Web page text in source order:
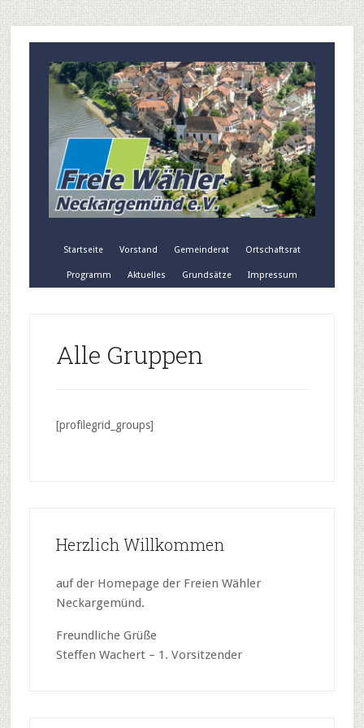
Startseite Vorstand Gemeinderat Ortschaftsrat
Programm Aktuelles Grundsätze Impressum
Alle Gruppen
[profilegrid_groups]
Herzlich Willkommen
auf der Homepage der Freien Wähler
Neckargemünd.
Freundliche Grüße
Steffen Wachert – 1. Vorsitzender